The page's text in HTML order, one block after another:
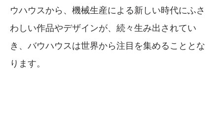
ウハウスから、機械生産による新しい時代にふさ
わしい作品やデザインが、続々生み出されてい
き、バウハウスは世界から注目を集めることとな
ります。